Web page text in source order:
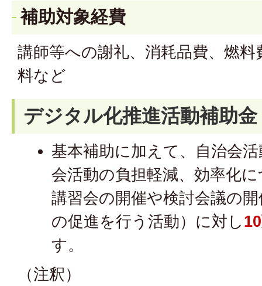
補助対象経費
講師等への謝礼、消耗品費、燃
料など
デジタル化推進活動補助金
基本補助に加えて、自治会
会活動の負担軽減、効率化
講習会の開催や検討会議の
の促進を行う活動）に対し
す。
（注釈）